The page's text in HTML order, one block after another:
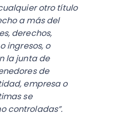
otro título
a más del
derechos,
ingresos, o
la junta de
de
empresa o
se
controladas”.